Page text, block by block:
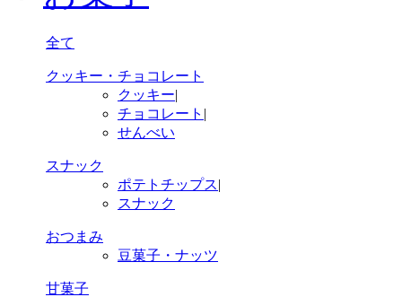
全て
クッキー・チョコレート
クッキー|
チョコレート |
せんべい
スナック
ポテトチップス|
スナック
おつまみ
豆菓子・ナッツ
甘菓子